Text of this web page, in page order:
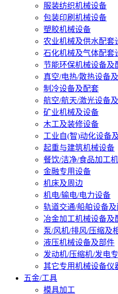
服装纺织机械设备
包装印刷机械设备
塑胶机械设备
农业机械及供水配套
石化机械及气体配套
节能环保机械设备及
真空/电热/散热设备
制冷设备及配套
航空/航天/激光设备
矿业机械及设备
木工及装修设备
工业自(智)动化设备
起重与建筑机械设备
餐饮/洁净/食品加工
金融专用设备
机床及周边
机电/输电/电力设备
轨道交通/船舶设备
冶金加工机械设备及
泵/风机/排风/压缩及
液压机械设备及部件
发动机/压缩机/发电
其它专用机械设备仪
五金/工具
模具加工